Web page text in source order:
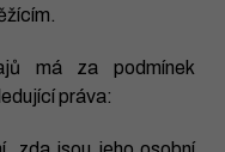
má za podmínek
práva: